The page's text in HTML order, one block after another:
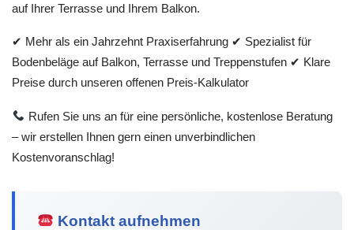
auf Ihrer Terrasse und Ihrem Balkon.
✔ Mehr als ein Jahrzehnt Praxiserfahrung ✔ Spezialist für
Bodenbeläge auf Balkon, Terrasse und Treppenstufen ✔ Klare
Preise durch unseren offenen Preis-Kalkulator
Rufen Sie uns an für eine persönliche, kostenlose Beratung
– wir erstellen Ihnen gern einen unverbindlichen
Kostenvoranschlag!
Kontakt aufnehmen